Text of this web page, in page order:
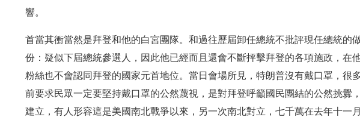
響。
首當其衝當然是拜登和他的白宮團隊。和過往歷屆卸任總統不批評現任總統的
份：疑似下屆總統參選人，因此他已經而且還會不斷抨擊拜登的各項施政，在
粉絲也不會認同拜登的國家元首地位。當日會場所見，特朗普沒有戴口罩，很
前要求民眾一定要堅持戴口罩的公然蔑視，是對拜登呼籲國民團結的公然挑釁
建立，有人形容這是美國南北戰爭以來，另一次南北對立，七千萬在去年十一